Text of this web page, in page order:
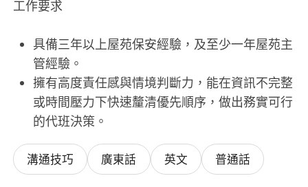
工作要求
具備三年以上屋苑保安經驗，及至少一年屋苑主
管經驗。
擁有高度責任感與情境判斷力，能在資訊不完整
或時間壓力下快速釐清優先順序，做出務實可行
的代班決策。
溝通技巧 廣東話 英文 普通話